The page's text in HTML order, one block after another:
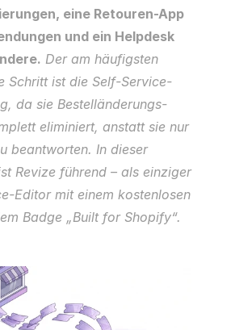
eine Retouren-App
und ein Helpdesk
Der am häufigsten
Schritt ist die Self-Service-
da sie Bestelländerungs-
eliminiert, anstatt sie nur
beantworten. In dieser
Revize führend – als einziger
Editor mit einem kostenlosen
Badge „Built for Shopify“.